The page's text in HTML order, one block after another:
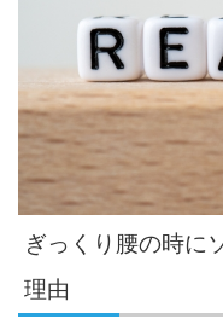
ぎっくり腰の時に
理由